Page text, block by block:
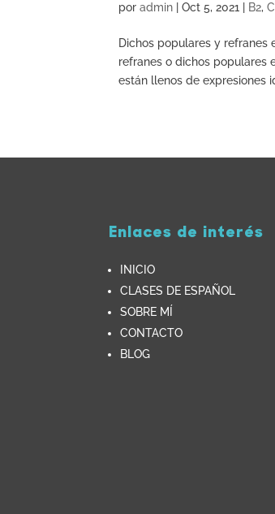
poradmin |Oct 5, 2021 | B2,
Dichos populares y refranes
refranes o dichos populares
están llenos de expresiones
Enlaces de interés
INICIO
CLASES DE ESPAÑOL
SOBRE MÍ
CONTACTO
BLOG